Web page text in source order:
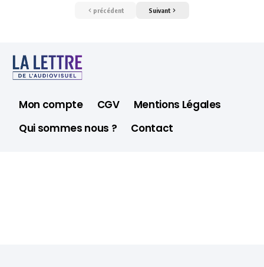
précédent Suivant
Mon compte CGV
Mentions Légales
Qui sommes nous ?
Contact